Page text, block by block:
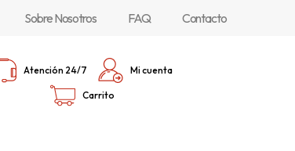
Sobre Nosotros FAQ Contacto
Atención 24/7 Mi cuenta
Carrito